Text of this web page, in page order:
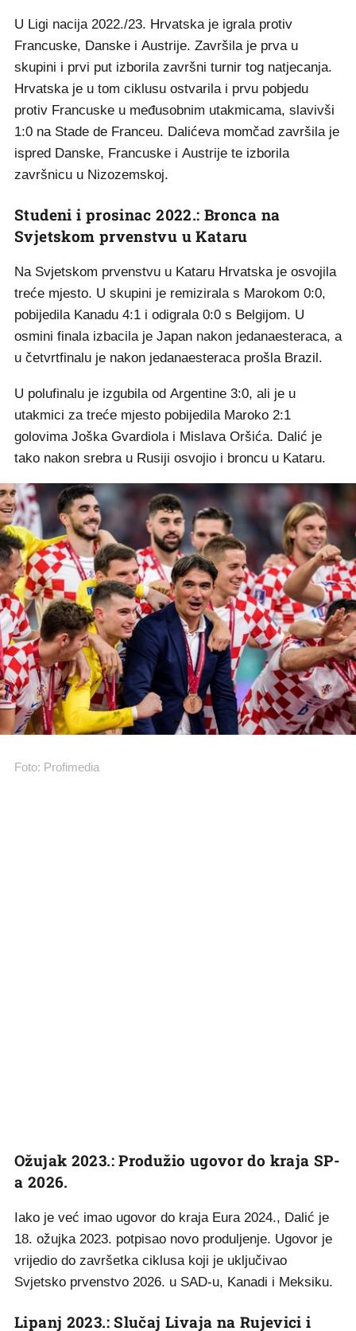
U Ligi nacija 2022./23. Hrvatska je igrala protiv
Francuske, Danske i Austrije. Završila je prva u
skupini i prvi put izborila završni turnir tog natjecanja.
Hrvatska je u tom ciklusu ostvarila i prvu pobjedu
protiv Francuske u međusobnim utakmicama, slavivši
1:0 na Stade de Franceu. Dalićeva momčad završila je
ispred Danske, Francuske i Austrije te izborila
završnicu u Nizozemskoj.
Studeni i prosinac 2022.: Bronca na
Svjetskom prvenstvu u Kataru
Na Svjetskom prvenstvu u Kataru Hrvatska je osvojila
treće mjesto. U skupini je remizirala s Marokom 0:0,
pobijedila Kanadu 4:1 i odigrala 0:0 s Belgijom. U
osmini finala izbacila je Japan nakon jedanaesteraca, a
u četvrtfinalu je nakon jedanaesteraca prošla Brazil.
U polufinalu je izgubila od Argentine 3:0, ali je u
utakmici za treće mjesto pobijedila Maroko 2:1
golovima Joška Gvardiola i Mislava Oršića. Dalić je
tako nakon srebra u Rusiji osvojio i broncu u Kataru.
Foto: Profimedia
Ožujak 2023.: Produžio ugovor do kraja SP-
a 2026.
Iako je već imao ugovor do kraja Eura 2024., Dalić je
18. ožujka 2023. potpisao novo produljenje. Ugovor je
vrijedio do završetka ciklusa koji je uključivao
Svjetsko prvenstvo 2026. u SAD-u, Kanadi i Meksiku.
Lipanj 2023.: Slučaj Livaja na Rujevici i